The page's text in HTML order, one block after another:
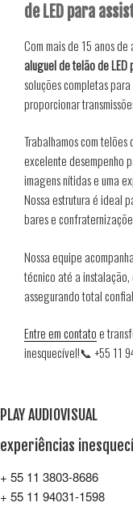
de LED para
Com mais de 15 anos de
aluguel de telão de LED
soluções completas
proporcionar
Trabalhamos com
excelente desempenho
imagens nítidas e uma
Nossa estrutura é ideal
bares e
Nossa equipe
técnico até a
assegurando total
Entre em contatoe
inesquecível!📞 +55 11
PLAY AUDIOVISUAL
experiências
+ 55 11 3803-8686
+ 55 11 94031-1598